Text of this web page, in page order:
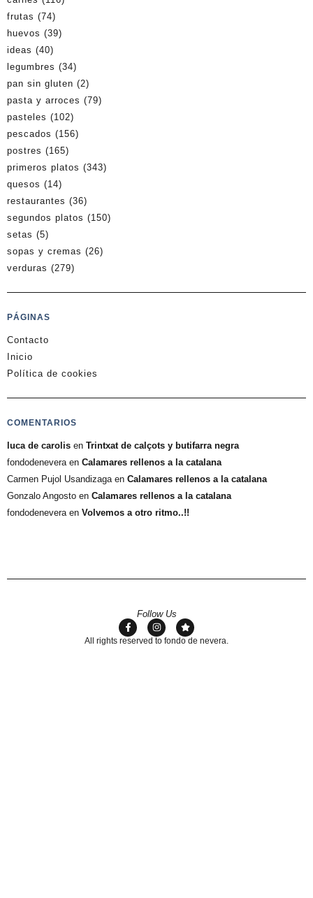
frutas (74)
huevos (39)
ideas (40)
legumbres (34)
pan sin gluten (2)
pasta y arroces (79)
pasteles (102)
pescados (156)
postres (165)
primeros platos (343)
quesos (14)
restaurantes (36)
segundos platos (150)
setas (5)
sopas y cremas (26)
verduras (279)
PÁGINAS
Contacto
Inicio
Política de cookies
COMENTARIOS
luca de carolis en Trintxat de calçots y butifarra negra
fondodenevera en Calamares rellenos a la catalana
Carmen Pujol Usandizaga en Calamares rellenos a la catalana
Gonzalo Angosto en Calamares rellenos a la catalana
fondodenevera en Volvemos a otro ritmo..!!
Follow Us
All rights reserved to fondo de nevera.